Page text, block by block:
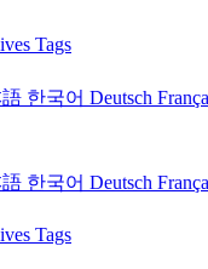
Tags
語 한국어 Deutsch
語 한국어 Deutsch
Tags